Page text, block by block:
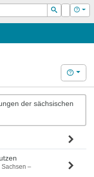
Suchen
Login Hilfe
Hilfe
der sächsischen
Sachsen –